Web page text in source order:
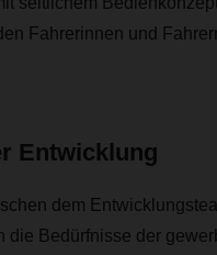
Fahrerinnen und
Entwicklung
dem
die Bedürfnisse der